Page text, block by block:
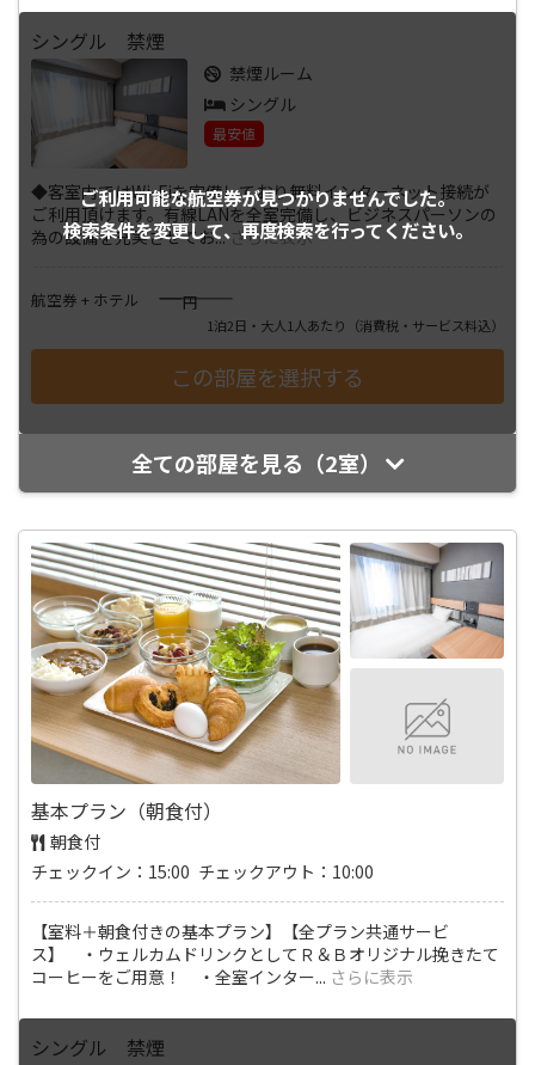
ご利用可能な航空券が見つかりませんでした。
検索条件を変更して、再度検索を行ってください。
シングル 禁煙
禁煙ルーム
シングル
最安値
◆客室内ではWi-Fiを完備しており無料インターネット接続が
ご利用頂けます。有線LANを全室完備し、ビジネスパーソンの
為の設備を充実させてお...さらに表示
航空券 + ホテル ――――円
1泊2日・大人1人あたり （消費税・サービス料込）
全ての部屋を見る（2室）
基本プラン（朝食付）
朝食付
チェックイン：15:00 チェックアウト：10:00
【室料＋朝食付きの基本プラン】【全プラン共通サービ
ス】 ・ウェルカムドリンクとしてＲ＆Ｂオリジナル挽きたて
コーヒーをご用意！ ・全室インター... さらに表示
シングル 禁煙